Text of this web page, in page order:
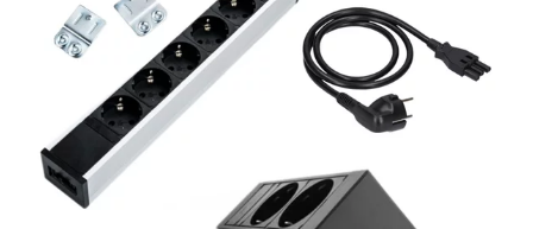
Vorige